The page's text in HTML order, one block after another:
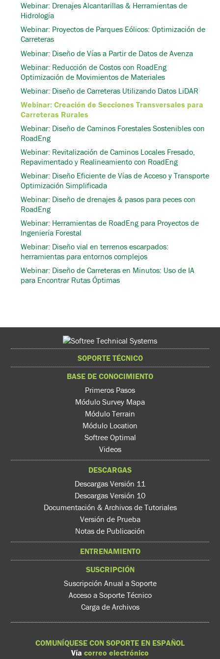
Webinar: Drenajes Alcantarillas & Herramientas de
Hidrología
Webinar: Proyectos de Parques Eólicos: Optimización de
Carreteras
Webinar: Diseño de Vías a Partir de Datos de Avenza
Webinar: Reducción de Costos con RoadEng
Optimización de Movimientos de Materiales
Webinar: Diseño de Carreteras Utilizando Datos LiDAR
Webinar: Creación de Secciones Transversales para
Carreteras Rurales
Webinar: Diseño de Caminos Forestales Sostenibles con
RoadEng
Webinar: Revitalización de Caminos Locales Fresado,
Repavimentado y Realineamiento con RoadEng
Webinar: Diseño Eficiente de Vías de Acceso y Transporte
Optimización Simplificada
Webinar: Diseño de drenajes & pasos para peces con
RoadEng
Webinar: Herramientas de RoadEng para Proyectos de
Ingeniería Forestal
Webinar: Diseño vial en terrenos escarpados:
herramientas para entornos complejos
Webinar: Diseño de Carreteras en Minutos: Uso de IA
para Encontrar Rutas Óptimas
SOPORTE TÉCNICO
BASE DE CONOCIMIENTO
Primeros Pasos
Módulo Survey Mapa
Módulo Terrain
Módulo Location
Softree Optimal
Videos
DESCARGAS
Descargas Versión 11
Descargas Versión 10
Documentación & Archivos de Tutoriales
Versión de Prueba
Notas de Publicación
ENTRENAMIENTO
SUSCRIPCIÓN
Suscripción Anual a Soporte
Acceso a Soporte Técnico
Carga de Archivos
COMUNÍQUESE CON SOPORTE EN ESPAÑOL
Vía correo electrónico